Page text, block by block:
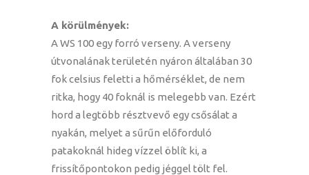
A körülmények:
A WS 100 egy forró verseny. A verseny
útvonalának területén nyáron általában 30
fok celsius feletti a hőmérséklet, de nem
ritka, hogy 40 foknál is melegebb van. Ezért
hord a legtöbb résztvevő egy csősálat a
nyakán, melyet a sűrűn előforduló
patakoknál hideg vízzel öblít ki, a
frissítőpontokon pedig jéggel tölt fel.